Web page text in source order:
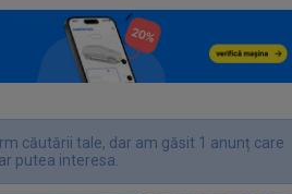
căutării tale, dar am găsit 1 anunț care
putea interesa.